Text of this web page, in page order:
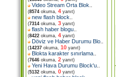
Video Stream Orta Blok
(8574 okuma, 4 yanıt)
new flash block
(7314 okuma, 3 yanıt)
flash haber blogu
(8422 okuma, 4 yanıt)
Döviz ve Haber Durumu Blo
(14237 okuma, 10 yanıt)
Blokta karakter sınırlama
(7646 okuma, 2 yanıt)
Yeni Hava Durumu Block'u
(5132 okuma, 0 yanıt)